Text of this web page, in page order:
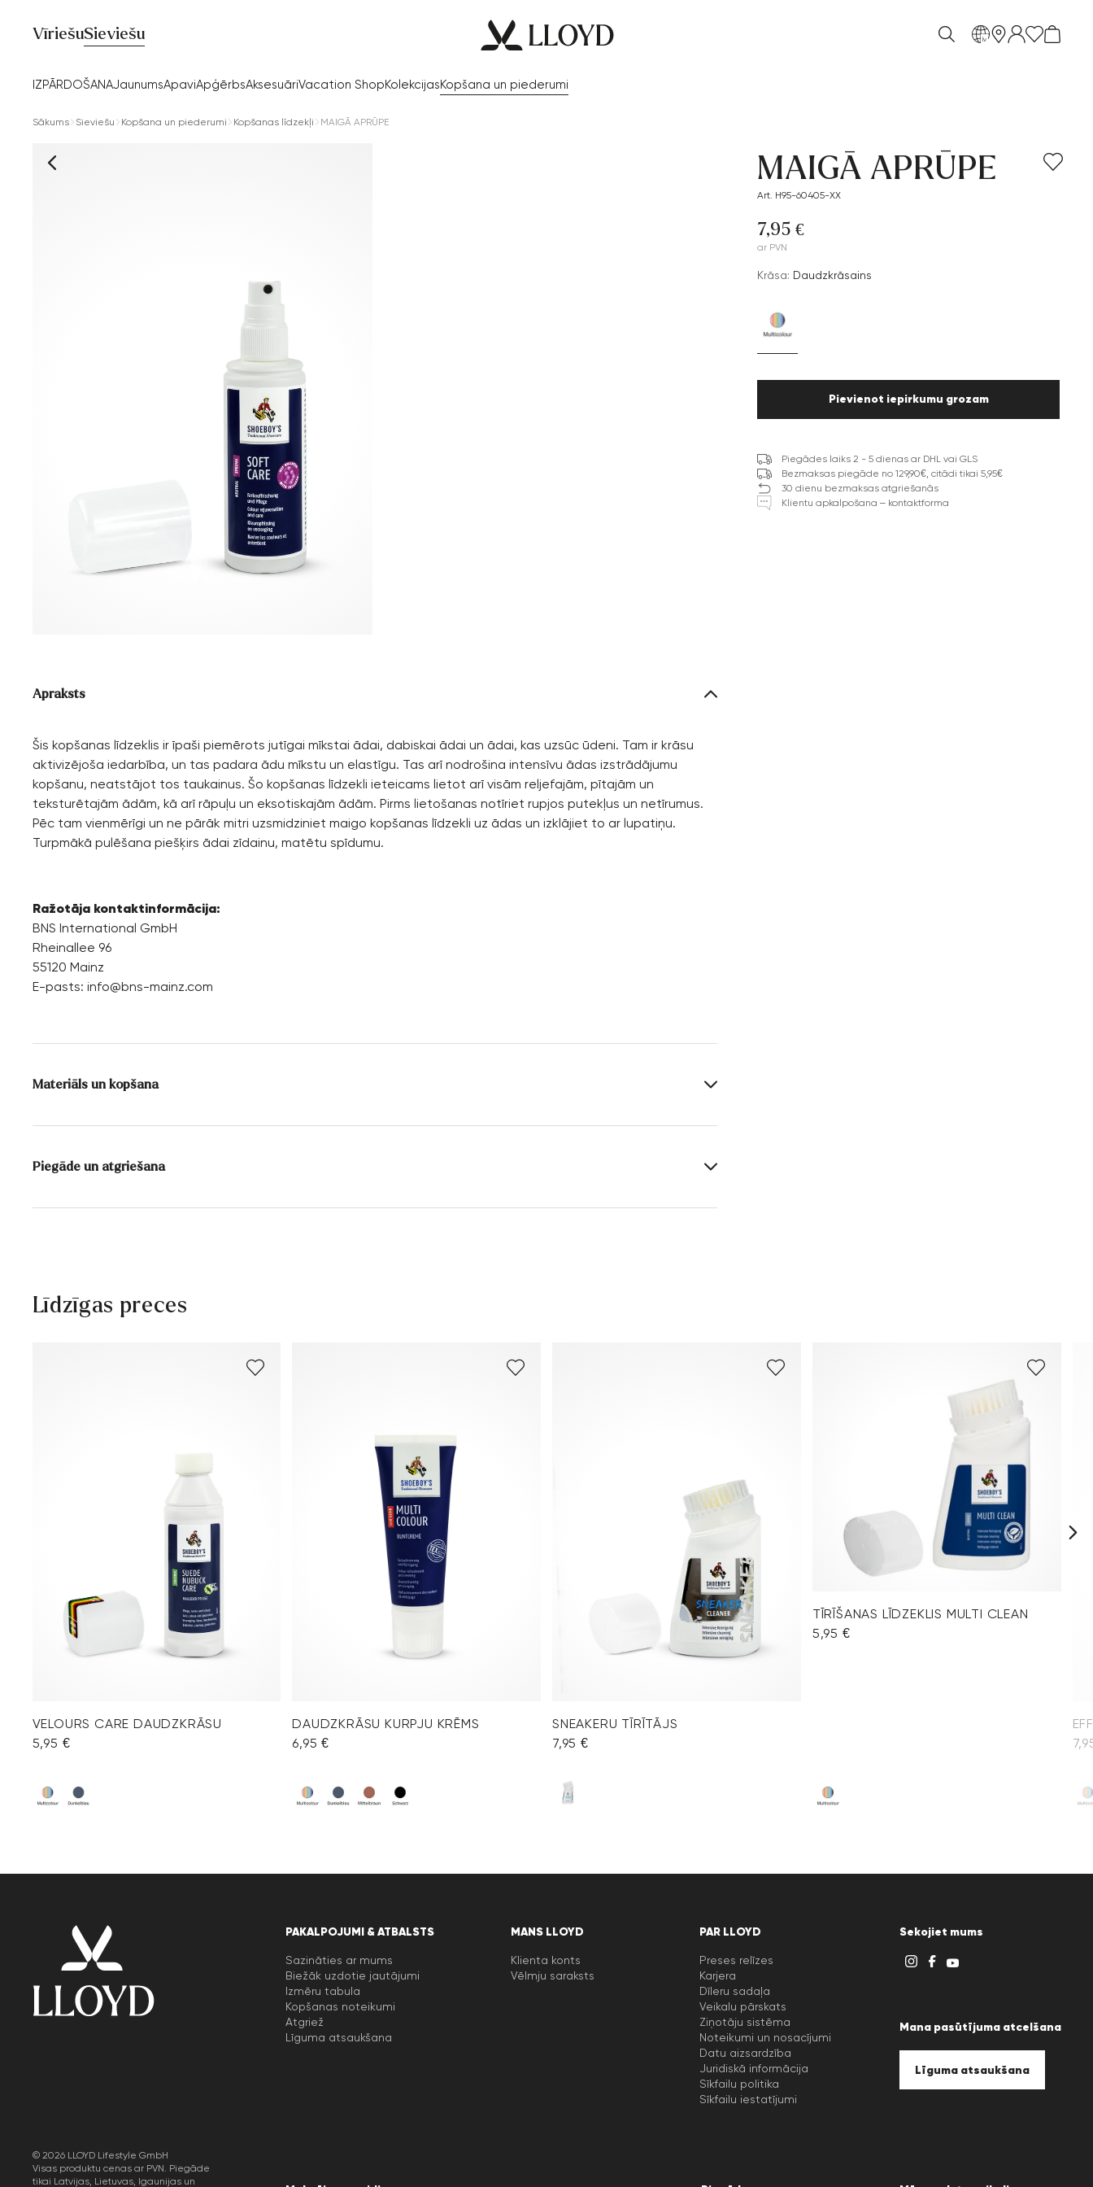
VīriešuSieviešu
IZPĀRDOŠANAJaunumsApaviApģērbsAksesuāriVacation ShopKolekcijasKopšana un piederumi
lv
Sākums Sieviešu Kopšana un piederumi Kopšanas līdzekļi MAIGĀ APRŪPE
Apraksts
Šis kopšanas līdzeklis ir īpaši piemērots jutīgai mīkstai ādai, dabiskai ādai un ādai, kas uzsūc ūdeni. Tam ir krāsu
aktivizējoša iedarbība, un tas padara ādu mīkstu un elastīgu. Tas arī nodrošina intensīvu ādas izstrādājumu
kopšanu, neatstājot tos taukainus. Šo kopšanas līdzekli ieteicams lietot arī visām reljefajām, pītajām un
teksturētajām ādām, kā arī rāpuļu un eksotiskajām ādām. Pirms lietošanas notīriet rupjos putekļus un netīrumus.
Pēc tam vienmērīgi un ne pārāk mitri uzsmidziniet maigo kopšanas līdzekli uz ādas un izklājiet to ar lupatiņu.
Turpmākā pulēšana piešķirs ādai zīdainu, matētu spīdumu.
Ražotāja kontaktinformācija:
BNS International GmbH
Rheinallee 96
55120 Mainz
E-pasts: info@bns-mainz.com
Materiāls un kopšana
Saturs: 100 ml
Piegāde un atgriešana
Piegādes laiks 2 - 5 dienas ar DHL vai GLS
Papildu informāciju par šo tēmu vari atrast sadaļā
MAIGĀ APRŪPE
Art. H95-60405-XX
7,95 €
ar PVN
Krāsa: Daudzkrāsains
Pievienot iepirkumu grozam
Piegādes laiks 2 - 5 dienas ar DHL vai GLS
Bezmaksas piegāde no 129,90€, citādi tikai 5,95€
30 dienu bezmaksas atgriešanās
Klientu apkalpošana – kontaktforma
Līdzīgas preces
VELOURS CARE DAUDZKRĀSU
5,95 €
DAUDZKRĀSU KURPJU KRĒMS
6,95 €
SNEAKERU TĪRĪTĀJS
7,95 €
TĪRĪŠANAS LĪDZEKLIS MULTI CLEAN
5,95 €
PAKALPOJUMI & ATBALSTS
Sazināties ar mums
Biežāk uzdotie jautājumi
Izmēru tabula
Kopšanas noteikumi
Atgriež
Līguma atsaukšana
MANS LLOYD
Klienta konts
Vēlmju saraksts
PAR LLOYD
Preses relīzes
Karjera
Dīleru sadaļa
Veikalu pārskats
Ziņotāju sistēma
Noteikumi un nosacījumi
Datu aizsardzība
Juridiskā informācija
Sīkfailu politika
Sīkfailu iestatījumi
Sekojiet mums
Mana pasūtījuma atcelšana
Līguma atsaukšana
© 2026 LLOYD Lifestyle GmbH
Visas produktu cenas ar PVN. Piegāde
tikai Latvijas, Lietuvas, Igaunijas un